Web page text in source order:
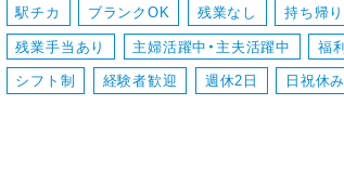
駅チカ ブランクOK 残業なし 持ち帰
残業手当あり 主婦活躍中・主夫活躍中 福
シフト制 経験者歓迎 週休2日 日祝休み